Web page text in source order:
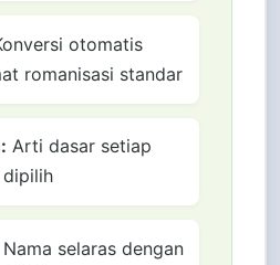
otomatis
romanisasi standar
Arti dasar setiap
Nama selaras dengan